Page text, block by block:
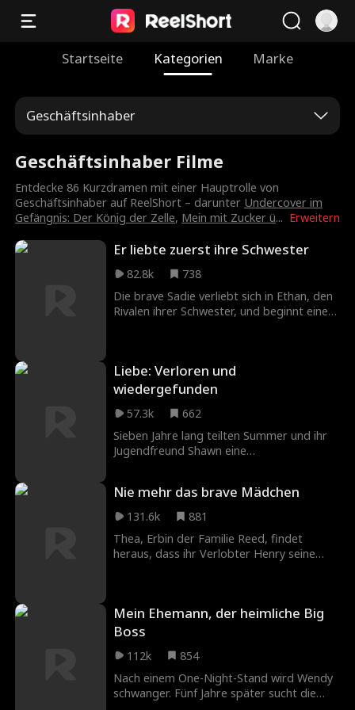
Startseite Kategorien Marke
Geschäftsinhaber
Geschäftsinhaber Filme
Erweitern
Entdecke 86 Kurzdramen mit einer Hauptrolle von
Geschäftsinhaber auf ReelShort – darunter Undercover im
Gefängnis: Der König der Zelle, Mein mit Zucker ü...
Er liebte zuerst ihre Schwester
82.8k
738
Die brave Sadie verliebt sich in Ethan, den
Rivalen ihrer Schwester, und beginnt eine
Herzen zieht Sadie einen Schlussstrich.
Liebe: Verloren und
wiedergefunden
57.3k
662
Sieben Jahre lang teilten Summer und ihr
Jugendfreund Shawn eine
Shawn sie jedoch ab. Enttäuscht findet
Summer Trost bei Julian, der sie trotz
Shawns Einmischung umwirbt. Doch
gerade als ihre Liebe wächst,
verschwindet Julian spurlos...
Nie mehr das brave Mädchen
131.6k
881
Thea, Erbin der Familie Reed, findet
heraus, dass ihr Verlobter Henry seine
Eltern gibt Thea ihm eine letzte Chance.
Doch Henry und seine Clique demütigen
heimlich den mächtigsten Mann der Stadt
geheiratet hat, und erkennt, dass er nur
eine Spielfigur der Grants ist, ist er am
Boden zerstört.
Mein Ehemann, der heimliche Big
Boss
112k
854
Nach einem One-Night-Stand wird Wendy
schwanger. Fünf Jahre später sucht die